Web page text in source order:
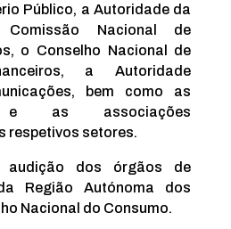
Público, a Autoridade da
Comissão Nacional de
o Conselho Nacional de
a Autoridade
bem como as
e as associações
respetivos setores.
audição dos órgãos de
Região Autónoma dos
Nacional do Consumo.